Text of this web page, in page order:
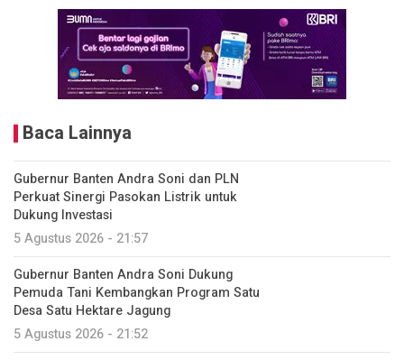
Baca Lainnya
Gubernur Banten Andra Soni dan PLN
Perkuat Sinergi Pasokan Listrik untuk
Dukung Investasi
5 Agustus 2026 - 21:57
Gubernur Banten Andra Soni Dukung
Pemuda Tani Kembangkan Program Satu
Desa Satu Hektare Jagung
5 Agustus 2026 - 21:52